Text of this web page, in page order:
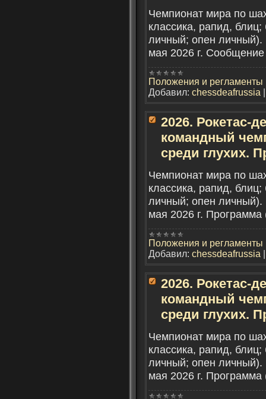
Чемпионат мира по
классика, рапид,
личный; опен личный).
мая 2026 г. Сообщение
Положения и регламенты
Добавил: chessdeafrussia
2026. Рокетас-
командный
среди глухих.
Чемпионат мира по
классика, рапид,
личный; опен личный).
мая 2026 г. Программа
Положения и регламенты
Добавил: chessdeafrussia
2026. Рокетас-
командный
среди глухих.
Чемпионат мира по
классика, рапид,
личный; опен личный).
мая 2026 г. Программа